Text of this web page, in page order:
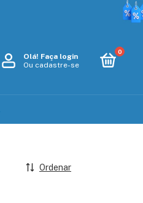
Olá! Faça login
Ou cadastre-se
0
Ordenar